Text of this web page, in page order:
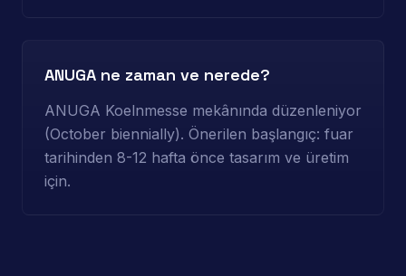
ANUGA ne zaman ve nerede?
ANUGA Koelnmesse mekânında düzenleniyor
(October biennially). Önerilen başlangıç: fuar
tarihinden 8-12 hafta önce tasarım ve üretim
için.